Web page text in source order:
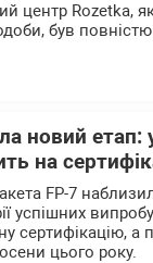
центр Rozetka,
був
новий етап:
на
FP-7
успішних
сертифікацію, а
цього року.